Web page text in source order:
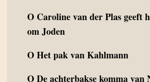
O Caroline van der Plas geeft
om Joden
OHet pak van Kahlmann
ODe achterbakse komma van